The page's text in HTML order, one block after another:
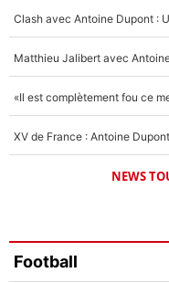
5%
NEWS
Football